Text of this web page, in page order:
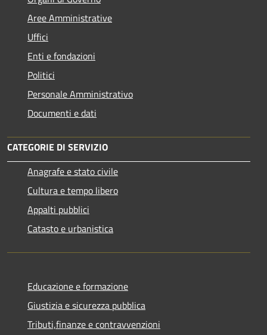
Aree Amministrative
Uffici
Enti e fondazioni
Politici
Personale Amministrativo
Documenti e dati
CATEGORIE DI SERVIZIO
Anagrafe e stato civile
Cultura e tempo libero
Appalti pubblici
Catasto e urbanistica
Educazione e formazione
Giustizia e sicurezza pubblica
Tributi,finanze e contravvenzioni